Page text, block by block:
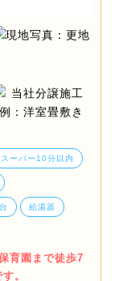
スーパー10分以内
給湯器
育園まで徒歩7
。